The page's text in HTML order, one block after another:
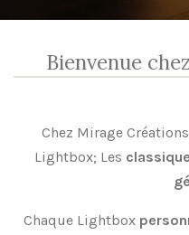
Bienvenue
Chez Mirage
Lightbox; Les
Chaque Lightbox